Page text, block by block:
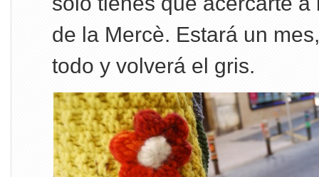
de la Mercè. Estará un
todo y volverá el gris.